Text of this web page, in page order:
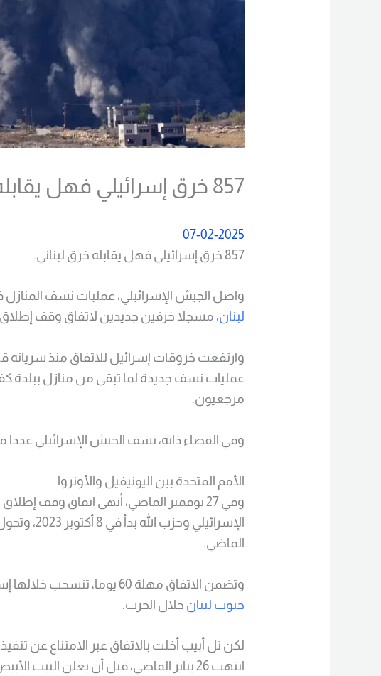
857 خرق إسرائيلي فهل يقابله خرق لبناني
07-02-2025
857 خرق إسرائيلي فهل يقابله خرق لبناني.
واصل الجيش الإسرائيلي، عمليات نسف المنازل
لبنان، مسجلا خرقين جديدين لاتفاق وقف إطلاق
عمليات نسف جديدة لما تبقى من منازل ببلدة
مرجعيون.
وفي القضاء ذاته، نسف الجيش الإسرائيلي
الأمم المتحدة بين اليونيفيل والأونروا
وفي 27 نوفمبر الماضي، أنهى اتفاق وقف
الماضي.
وتضمن الاتفاق مهلة 60 يوما، تنسحب خلالها إسرائيل من البلدات التي احتلتها في
جنوب لبنان خلال الحرب.
لكن تل أبيب أخلت بالاتفاق عبر الامتناع عن
انتهت 26 يناير الماضي، قبل أن يعلن البيت